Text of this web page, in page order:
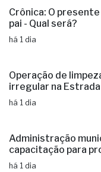
Crônica: O
pai - Qual será?
há 1 dia
Operação de
irregular na Estrada
há 1 dia
Administração
capacitação para
há 1 dia